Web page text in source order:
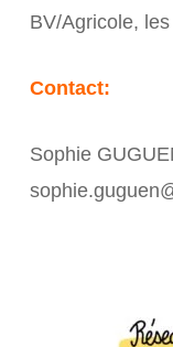
BV/Agricole,
Contact:
Sophie